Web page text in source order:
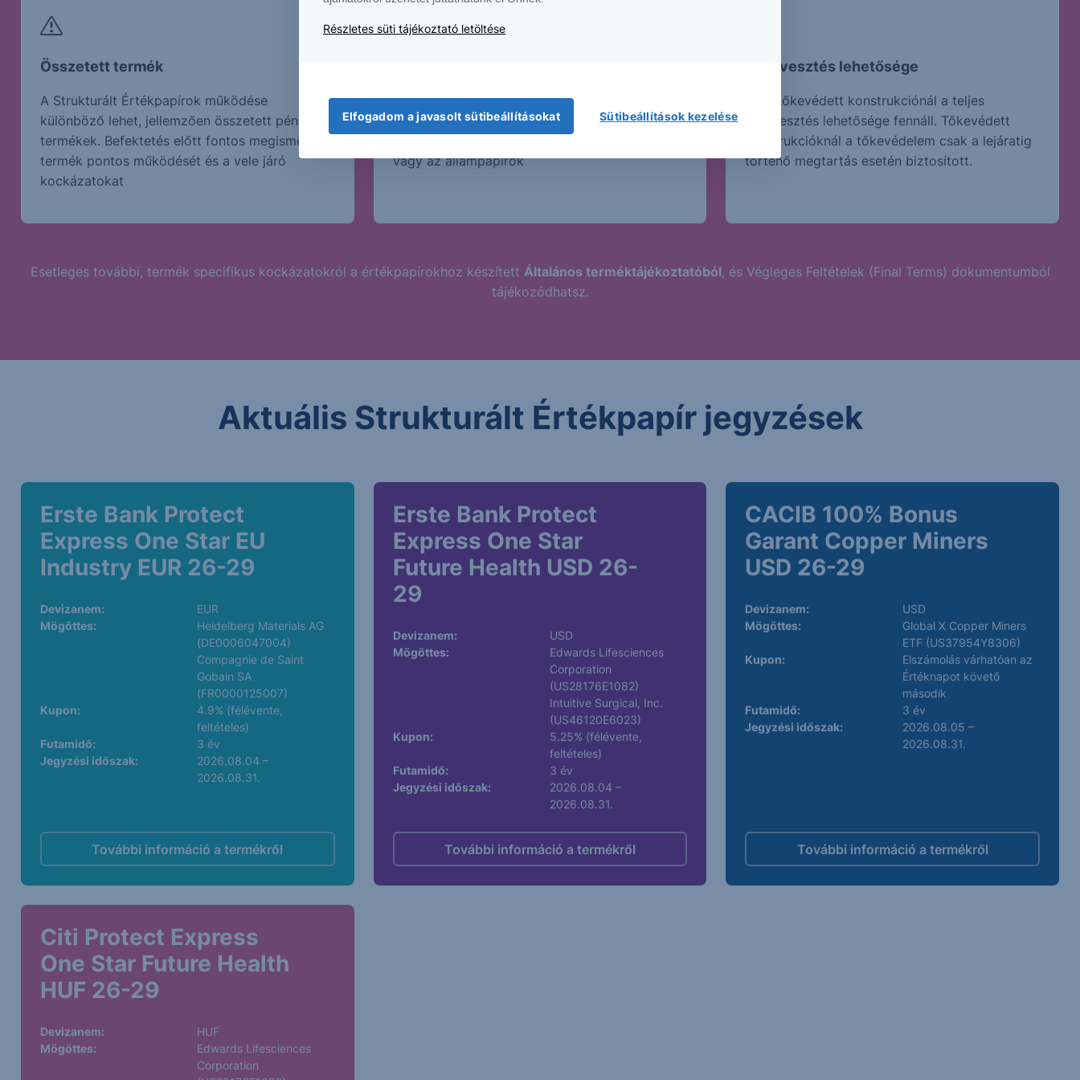
Összetett termék
A Strukturált Értékpapírok működése
különböző lehet, jellemzően összetett pénzügyi
termékek. Befektetés előtt fontos megismerni a
termék pontos működését és a vele járó
kockázatokat
Magasabb hozamhoz jellemzően magasabb
kockázat párosul. A Strukturált Értékpapírok
vagy az állampapírok
Tőkevesztés lehetősége
Nem tőkevédett konstrukciónál a teljes
tőkevesztés lehetősége fennáll. Tőkevédett
konstrukcióknál a tőkevédelem csak a lejáratig
történő megtartás esetén biztosított.
Esetleges további, termék specifikus kockázatokról a értékpapírokhoz készített Általános terméktájékoztatóból, és Végleges Feltételek (Final Terms) dokumentumból
tájékozódhatsz.
Aktuális Strukturált Értékpapír jegyzések
Erste Bank Protect
Express One Star EU
Industry EUR 26-29
Devizanem:
EUR
Mögöttes:
Heidelberg Materials AG
(DE0006047004)
Compagnie de Saint
Gobain SA
(FR0000125007)
Kupon:
4.9% (félévente,
feltételes)
Futamidő:
3 év
Jegyzési időszak:
2026.08.04 –
2026.08.31.
További információ a termékről
Erste Bank Protect
Express One Star
Future Health USD 26-
29
Devizanem:
USD
Mögöttes:
Edwards Lifesciences
Corporation
(US28176E1082)
Intuitive Surgical, Inc.
(US46120E6023)
Kupon:
5.25% (félévente,
feltételes)
Futamidő:
3 év
Jegyzési időszak:
2026.08.04 –
2026.08.31.
További információ a termékről
CACIB 100% Bonus
Garant Copper Miners
USD 26-29
Devizanem:
USD
Mögöttes:
Global X Copper Miners
ETF (US37954Y8306)
Kupon:
Elszámolás várhatóan az
Értéknapot követő
második
Futamidő:
3 év
Jegyzési időszak:
2026.08.05 –
2026.08.31.
További információ a termékről
Citi Protect Express
One Star Future Health
HUF 26-29
Devizanem:
HUF
Mögöttes:
Edwards Lifesciences
Corporation
Részletes süti tájékoztató letöltése
Elfogadom a javasolt sütibeállításokat Sütibeállítások kezelése